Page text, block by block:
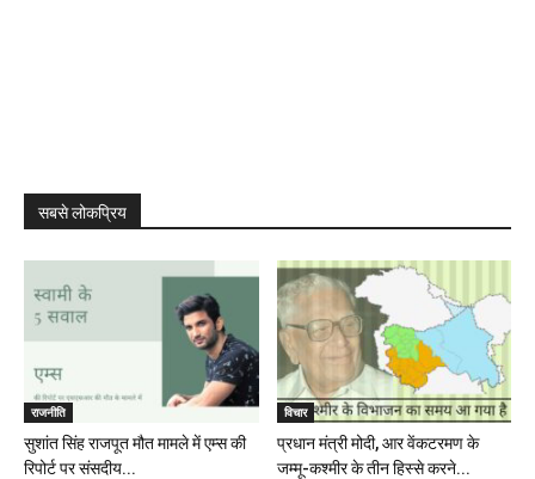
सबसे लोकप्रिय
राजनीति
सुशांत सिंह राजपूत मौत मामले में एम्स की
रिपोर्ट पर संसदीय...
विचार
प्रधान मंत्री मोदी, आर वेंकटरमण के
जम्मू-कश्मीर के तीन हिस्से करने...